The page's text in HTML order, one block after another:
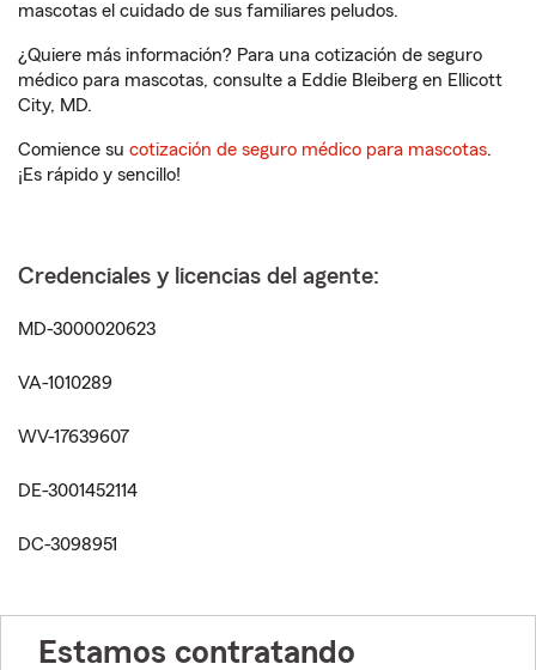
mascotas el cuidado de sus familiares peludos.
¿Quiere más información? Para una cotización de seguro
médico para mascotas, consulte a Eddie Bleiberg en Ellicott
City, MD.
Comience su cotización de seguro médico para mascotas.
¡Es rápido y sencillo!
Credenciales y licencias del agente:
MD-3000020623
VA-1010289
WV-17639607
DE-3001452114
DC-3098951
Estamos contratando